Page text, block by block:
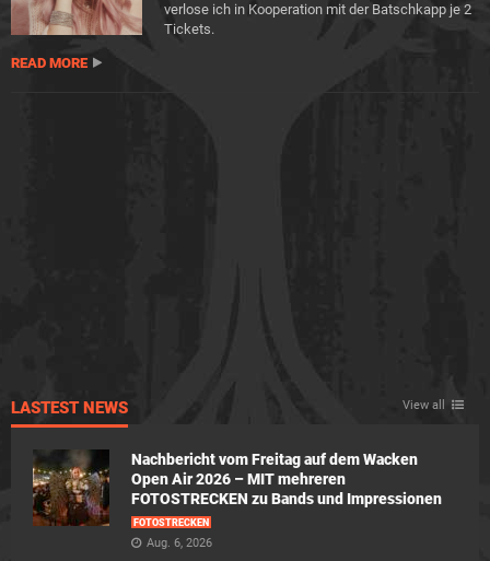
verlose ich in Kooperation mit der Batschkapp je 2
Tickets.
READ MORE
LASTEST NEWS View all
Nachbericht vom Freitag auf dem Wacken
Open Air 2026 – MIT mehreren
FOTOSTRECKEN zu Bands und Impressionen
FOTOSTRECKEN
Aug. 6, 2026